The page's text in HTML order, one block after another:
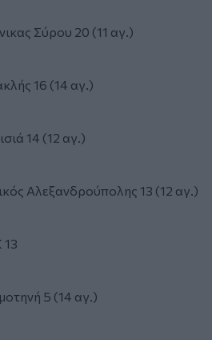
Σύρου 20 (11 αγ.)
16 (14 αγ.)
14 (12 αγ.)
Αλεξανδρούπολης 13 (12 αγ.)
13
5 (14 αγ.)